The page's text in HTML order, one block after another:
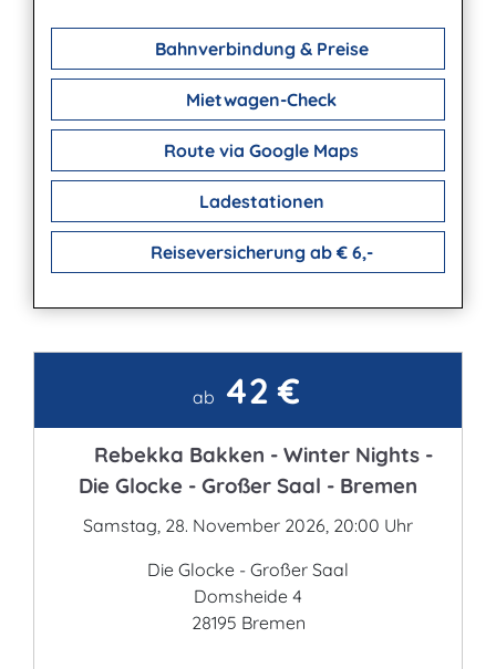
Bahnverbindung & Preise
Mietwagen-Check
Route via Google Maps
Ladestationen
Reiseversicherung ab € 6,-
ab 42 €
Rebekka Bakken - Winter Nights -
Die Glocke - Großer Saal - Bremen
Samstag, 28. November 2026, 20:00 Uhr
Die Glocke - Großer Saal
Domsheide 4
28195 Bremen